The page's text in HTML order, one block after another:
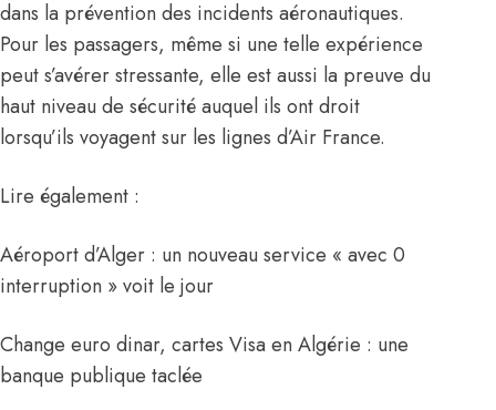
dans la prévention des incidents aéronautiques.
Pour les passagers, même si une telle expérience
peut s’avérer stressante, elle est aussi la preuve du
haut niveau de sécurité auquel ils ont droit
lorsqu’ils voyagent sur les lignes d’Air France.
Lire également :
Aéroport d’Alger : un nouveau service « avec 0
interruption » voit le jour
Change euro dinar, cartes Visa en Algérie : une
banque publique taclée